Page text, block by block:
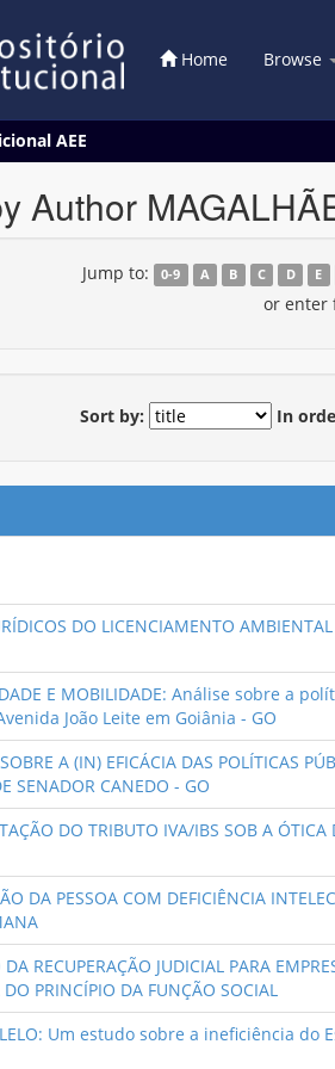
Home Browse
AEE
Author
Jump to: 0-9 A B C D E
or enter
Sort by: In
DO LICENCIAMENTO
E MOBILIDADE: Análise sobre a
João Leite em Goiânia - GO
A (IN) EFICÁCIA DAS POLÍTICAS
SENADOR CANEDO - GO
DO TRIBUTO IVA/IBS SOB A
DA PESSOA COM DEFICIÊNCIA
RECUPERAÇÃO JUDICIAL PARA
PRINCÍPIO DA FUNÇÃO SOCIAL
Um estudo sobre a ineficiência